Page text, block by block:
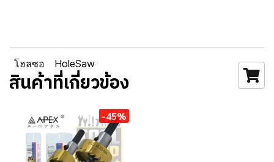
โฮลซอ HoleSaw
สินค้าที่เกี่ยวข้อง
-45%